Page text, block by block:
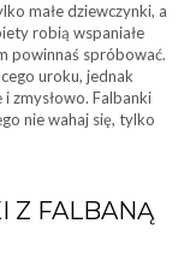
małe dziewczynki, a
robią wspaniałe
powinnaś spróbować.
uroku, jednak
zmysłowo. Falbanki
nie wahaj się, tylko
Z FALBANĄ